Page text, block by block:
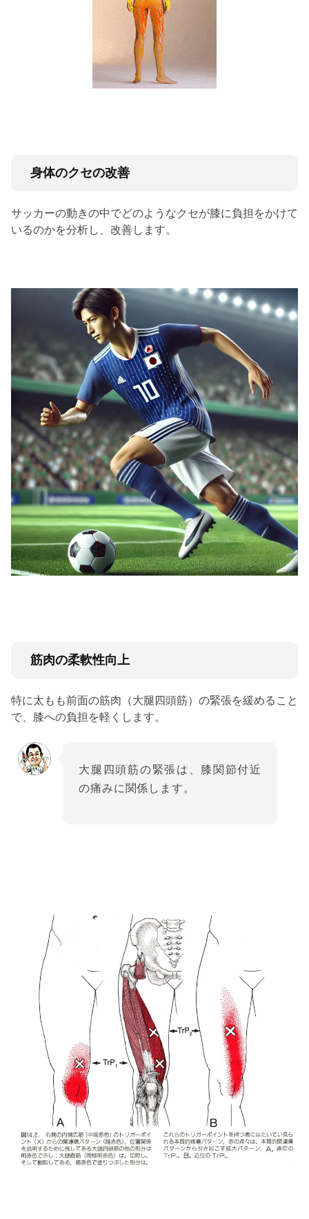
身体のクセの改善
サッカーの動きの中でどのようなクセが膝に負担をかけて
いるのかを分析し、改善します。
筋肉の柔軟性向上
特に太もも前面の筋肉（大腿四頭筋）の緊張を緩めること
で、膝への負担を軽くします。
大腿四頭筋の緊張は、膝関節付近
の痛みに関係します。